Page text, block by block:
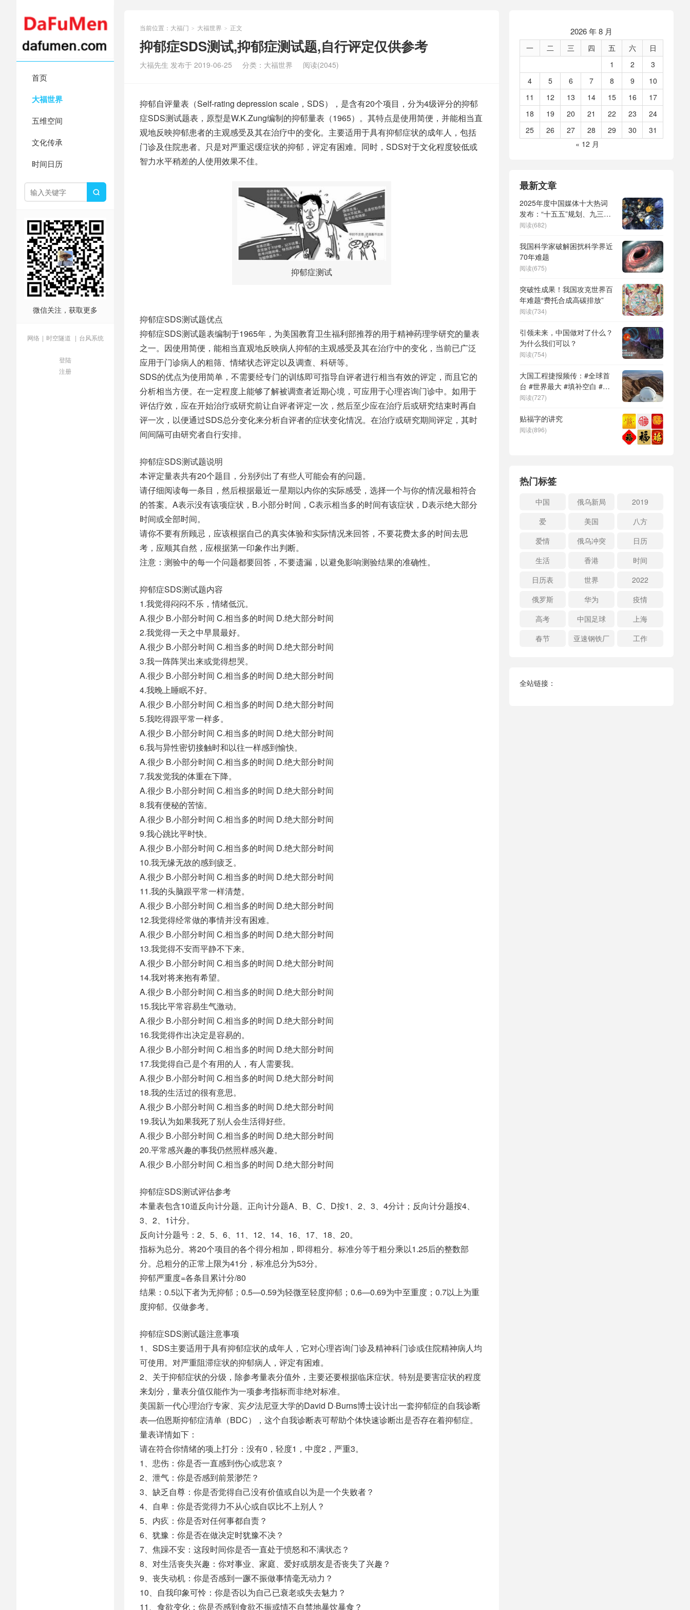
首页
大福世界
五维空间
文化传承
时间日历

微信关注，获取更多
网络 | 时空隧道 | 台风系统
登陆
注册
当前位置： 大福门 > 大福世界 > 正文
抑郁症SDS测试,抑郁症测试题,自行评定仅供参考
大福先生 发布于 2019-06-25 分类： 大福世界 阅读(2045)
抑郁自评量表（Self-rating depression scale，SDS），是含有20个项目，分为4级评分的抑郁
症SDS测试题表，原型是W.K.Zung编制的抑郁量表（1965）。其特点是使用简便，并能相当直
观地反映抑郁患者的主观感受及其在治疗中的变化。主要适用于具有抑郁症状的成年人，包括
门诊及住院患者。只是对严重迟缓症状的抑郁，评定有困难。同时，SDS对于文化程度较低或
智力水平稍差的人使用效果不佳。
抑郁症测试
抑郁症SDS测试题优点
抑郁症SDS测试题表编制于1965年，为美国教育卫生福利部推荐的用于精神药理学研究的量表
之一。因使用简便，能相当直观地反映病人抑郁的主观感受及其在治疗中的变化，当前已广泛
应用于门诊病人的粗筛、情绪状态评定以及调查、科研等。
SDS的优点为使用简单，不需要经专门的训练即可指导自评者进行相当有效的评定，而且它的
分析相当方便。在一定程度上能够了解被调查者近期心境，可应用于心理咨询门诊中。如用于
评估疗效，应在开始治疗或研究前让自评者评定一次，然后至少应在治疗后或研究结束时再自
评一次，以便通过SDS总分变化来分析自评者的症状变化情况。在治疗或研究期间评定，其时
间间隔可由研究者自行安排。
抑郁症SDS测试题说明
本评定量表共有20个题目，分别列出了有些人可能会有的问题。
请仔细阅读每一条目，然后根据最近一星期以内你的实际感受，选择一个与你的情况最相符合
的答案。A表示没有该项症状，B.小部分时间，C表示相当多的时间有该症状，D表示绝大部分
时间或全部时间。
请你不要有所顾忌，应该根据自己的真实体验和实际情况来回答，不要花费太多的时间去思
考，应顺其自然，应根据第一印象作出判断。
注意：测验中的每一个问题都要回答，不要遗漏，以避免影响测验结果的准确性。
抑郁症SDS测试题内容
1.我觉得闷闷不乐，情绪低沉。
A.很少 B.小部分时间 C.相当多的时间 D.绝大部分时间
2.我觉得一天之中早晨最好。
A.很少 B.小部分时间 C.相当多的时间 D.绝大部分时间
3.我一阵阵哭出来或觉得想哭。
A.很少 B.小部分时间 C.相当多的时间 D.绝大部分时间
4.我晚上睡眠不好。
A.很少 B.小部分时间 C.相当多的时间 D.绝大部分时间
5.我吃得跟平常一样多。
A.很少 B.小部分时间 C.相当多的时间 D.绝大部分时间
6.我与异性密切接触时和以往一样感到愉快。
A.很少 B.小部分时间 C.相当多的时间 D.绝大部分时间
7.我发觉我的体重在下降。
A.很少 B.小部分时间 C.相当多的时间 D.绝大部分时间
8.我有便秘的苦恼。
A.很少 B.小部分时间 C.相当多的时间 D.绝大部分时间
9.我心跳比平时快。
A.很少 B.小部分时间 C.相当多的时间 D.绝大部分时间
10.我无缘无故的感到疲乏。
A.很少 B.小部分时间 C.相当多的时间 D.绝大部分时间
11.我的头脑跟平常一样清楚。
A.很少 B.小部分时间 C.相当多的时间 D.绝大部分时间
12.我觉得经常做的事情并没有困难。
A.很少 B.小部分时间 C.相当多的时间 D.绝大部分时间
13.我觉得不安而平静不下来。
A.很少 B.小部分时间 C.相当多的时间 D.绝大部分时间
14.我对将来抱有希望。
A.很少 B.小部分时间 C.相当多的时间 D.绝大部分时间
15.我比平常容易生气激动。
A.很少 B.小部分时间 C.相当多的时间 D.绝大部分时间
16.我觉得作出决定是容易的。
A.很少 B.小部分时间 C.相当多的时间 D.绝大部分时间
17.我觉得自己是个有用的人，有人需要我。
A.很少 B.小部分时间 C.相当多的时间 D.绝大部分时间
18.我的生活过的很有意思。
A.很少 B.小部分时间 C.相当多的时间 D.绝大部分时间
19.我认为如果我死了别人会生活得好些。
A.很少 B.小部分时间 C.相当多的时间 D.绝大部分时间
20.平常感兴趣的事我仍然照样感兴趣。
A.很少 B.小部分时间 C.相当多的时间 D.绝大部分时间
抑郁症SDS测试评估参考
本量表包含10道反向计分题。正向计分题A、B、C、D按1、2、3、4分计；反向计分题按4、
3、2、1计分。
反向计分题号：2、5、6、11、12、14、16、17、18、20。
指标为总分。将20个项目的各个得分相加，即得粗分。标准分等于粗分乘以1.25后的整数部
分。总粗分的正常上限为41分，标准总分为53分。
抑郁严重度=各条目累计分/80
结果：0.5以下者为无抑郁；0.5—0.59为轻微至轻度抑郁；0.6—0.69为中至重度；0.7以上为重
度抑郁。仅做参考。
抑郁症SDS测试题注意事项
1、SDS主要适用于具有抑郁症状的成年人，它对心理咨询门诊及精神科门诊或住院精神病人均
可使用。对严重阻滞症状的抑郁病人，评定有困难。
2、关于抑郁症状的分级，除参考量表分值外，主要还要根据临床症状。特别是要害症状的程度
来划分，量表分值仅能作为一项参考指标而非绝对标准。
美国新一代心理治疗专家、宾夕法尼亚大学的David D·Burns博士设计出一套抑郁症的自我诊断
表—伯恩斯抑郁症清单（BDC），这个自我诊断表可帮助个体快速诊断出是否存在着抑郁症。
量表详情如下：
请在符合你情绪的项上打分：没有0，轻度1，中度2，严重3。
1、悲伤：你是否一直感到伤心或悲哀？
2、泄气：你是否感到前景渺茫？
3、缺乏自尊：你是否觉得自己没有价值或自以为是一个失败者？
4、自卑：你是否觉得力不从心或自叹比不上别人？
5、内疚：你是否对任何事都自责？
6、犹豫：你是否在做决定时犹豫不决？
7、焦躁不安：这段时间你是否一直处于愤怒和不满状态？
8、对生活丧失兴趣：你对事业、家庭、爱好或朋友是否丧失了兴趣？
9、丧失动机：你是否感到一蹶不振做事情毫无动力？
10、自我印象可怜：你是否以为自己已衰老或失去魅力？
11、食欲变化：你是否感到食欲不振或情不自禁地暴饮暴食？
2026 年 8 月
一 二 三 四 五 六
日
1
2
3
4
5 6 7 8 9
10
11
12 13 14 15 16
17
18
19 20 21 22 23
24
25
26 27 28 29 30
31
« 12 月
最新文章
2025年度中国媒体十大热词
发布：“十五五”规划、九三阅
兵、全球治理倡议、
形机器人、苏超、票根经济、
育儿补贴、科学素养、网络生
态治理
阅读(682)
我国科学家破解困扰科学界近
70年难题
阅读(675)
突破性成果！我国攻克世界百
年难题“费托合成高碳排放”
阅读(734)
引领未来，中国做对了什么？
为什么我们可以？
阅读(754)
大国工程捷报频传：#全球首
台 #世界最大 #填补空白 #突
破关键节点
阅读(727)
贴福字的讲究
阅读(896)
热门标签
中国 俄乌新局
2019
爱
美国
八方
爱情
俄乌冲突
日历
生活
香港
时间
日历表
世界
2022
俄罗斯
华为
疫情
高考
中国足球
上海
春节
亚速钢铁厂 工作
全站链接：